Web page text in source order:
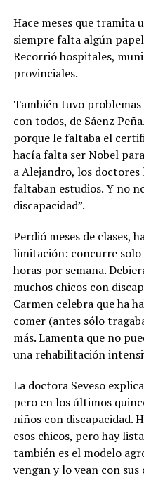
Hace meses que tramita
siempre falta algún
Recorrió hospitales,
provinciales.
También tuvo problemas
con todos, de Sáenz
porque le faltaba el
hacía falta ser Nobel
a Alejandro, los
faltaban estudios. Y no
discapacidad”.
Perdió meses de clases,
limitación: concurre
horas por semana.
muchos chicos con
Carmen celebra que ha
comer (antes sólo
más. Lamenta que no
una rehabilitación
La doctora Seveso
pero en los últimos
niños con discapacidad.
esos chicos, pero hay
también es el modelo
vengan y lo vean con sus